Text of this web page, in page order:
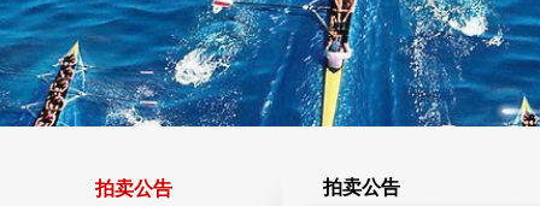
拍卖公告
拍卖公告